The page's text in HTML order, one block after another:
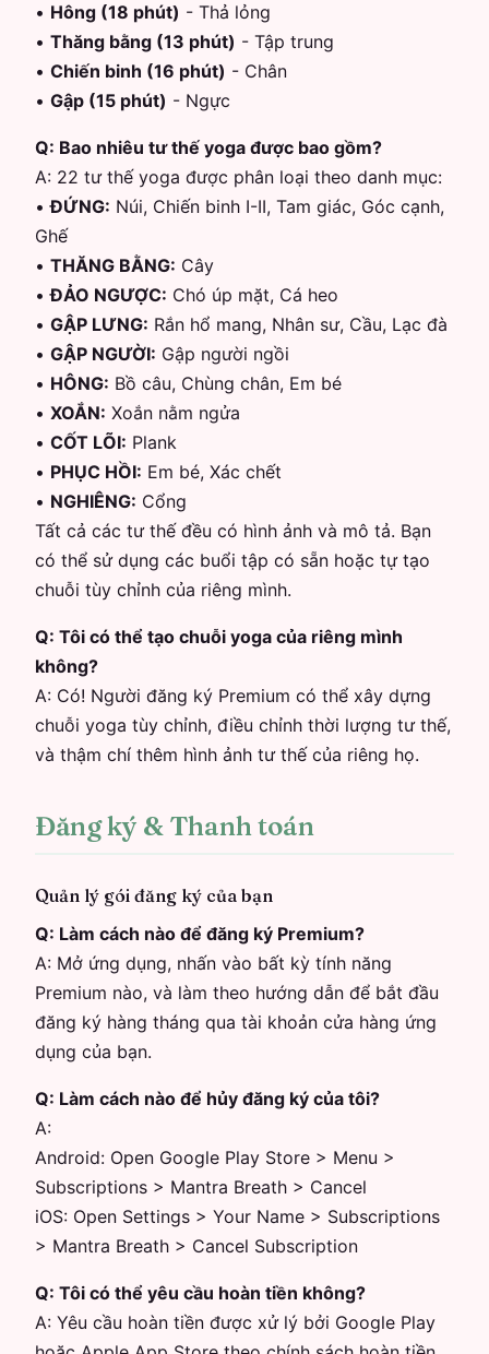
• Hông (18 phút) - Thả lỏng
• Thăng bằng (13 phút) - Tập trung
• Chiến binh (16 phút) - Chân
• Gập (15 phút) - Ngực
Q: Bao nhiêu tư thế yoga được bao gồm?
A: 22 tư thế yoga được phân loại theo danh mục:
•ĐỨNG: Núi, Chiến binh I-II, Tam giác, Góc cạnh,
Ghế
• THĂNG BẰNG: Cây
•ĐẢO NGƯỢC: Chó úp mặt, Cá heo
• GẬP LƯNG: Rắn hổ mang, Nhân sư, Cầu, Lạc đà
• GẬP NGƯỜI: Gập người ngồi
• HÔNG: Bồ câu, Chùng chân, Em bé
• XOẮN: Xoắn nằm ngửa
• CỐT LÕI: Plank
• PHỤC HỒI: Em bé, Xác chết
• NGHIÊNG: Cổng
Tất cả các tư thế đều có hình ảnh và mô tả. Bạn
có thể sử dụng các buổi tập có sẵn hoặc tự tạo
chuỗi tùy chỉnh của riêng mình.
Q: Tôi có thể tạo chuỗi yoga của riêng mình
không?
A: Có! Người đăng ký Premium có thể xây dựng
chuỗi yoga tùy chỉnh, điều chỉnh thời lượng tư thế,
và thậm chí thêm hình ảnh tư thế của riêng họ.
Đăng ký & Thanh toán
Quản lý gói đăng ký của bạn
Q: Làm cách nào để đăng ký Premium?
A: Mở ứng dụng, nhấn vào bất kỳ tính năng
Premium nào, và làm theo hướng dẫn để bắt đầu
đăng ký hàng tháng qua tài khoản cửa hàng ứng
dụng của bạn.
Q: Làm cách nào để hủy đăng ký của tôi?
A:
Android: Open Google Play Store > Menu >
Subscriptions > Mantra Breath > Cancel
iOS: Open Settings > Your Name > Subscriptions
> Mantra Breath > Cancel Subscription
Q: Tôi có thể yêu cầu hoàn tiền không?
A: Yêu cầu hoàn tiền được xử lý bởi Google Play